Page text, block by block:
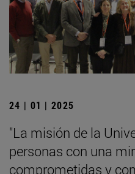
24 | 01 | 2025
"La misión de la
personas con una
comprometidas y